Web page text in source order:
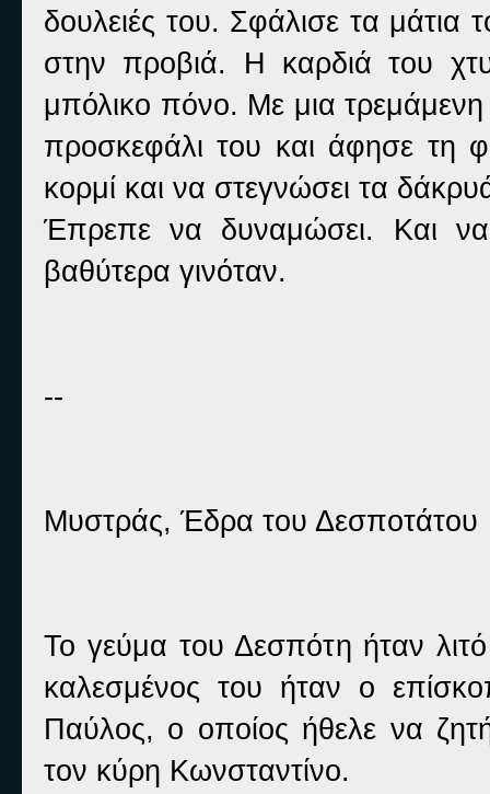
δουλειές του. Σφάλισε τα μάτια
στην προβιά. Η καρδιά του
μπόλικο πόνο. Με μια
προσκεφάλι του και άφησε τη
κορμί και να στεγνώσει τα
Έπρεπε να δυναμώσει. Και
βαθύτερα γινόταν.
--
Μυστράς, Έδρα του Δεσποτάτου
Το γεύμα του Δεσπότη ήταν
καλεσμένος του ήταν ο
Παύλος, ο οποίος ήθελε να
τον κύρη Κωνσταντίνο.